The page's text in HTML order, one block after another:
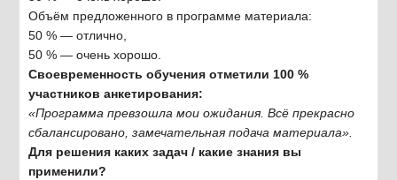
Объём предложенного в программе материала:
50 % — отлично,
50 % — очень хорошо.
Своевременность обучения отметили 100 %
участников анкетирования:
«Программа превзошла мои ожидания. Всё прекрасно
сбалансировано, замечательная подача материала».
Для решения каких задач / какие знания вы
применили?